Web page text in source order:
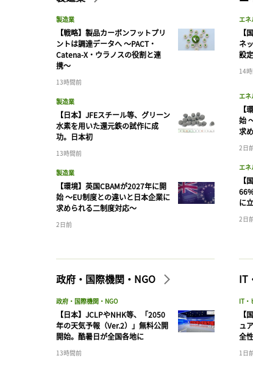
製造業
【戦略】製品カーボンフットプリ
ントは調達データへ 〜PACT・
Catena-X・ウラノスの役割と連
携〜
13時間前
製造業
【日本】JFEスチール等、グリーン
水素を用いた還元鉄の試作に成
功。日本初
13時間前
製造業
【環境】英国CBAMが2027年に開
始 〜EU制度との違いと日本企業に
求められる二制度対応〜
2日前
エネ
【
ネ
設
14
エネ
【
始
求
2日
エネ
【
に
2日
政府・国際機関・NGO
政府・国際機関・NGO
【日本】JCLPやNHK等、「2050
年の天気予報（Ver.2）」無料公開
開始。酷暑日が全国各地に
13時間前
IT
IT・
【
ュ
全
1日